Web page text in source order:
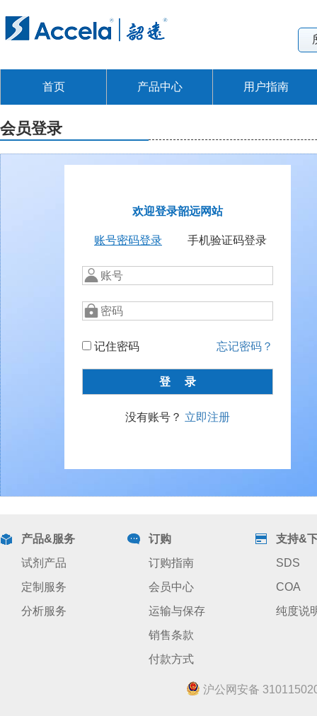
首页 产品中心 用户指南
会员登录
欢迎登录韶远网站
账号密码登录 手机验证码登录
记住密码 忘记密码？
没有账号？ 立即注册
产品&服务
试剂产品
定制服务
分析服务
订购
订购指南
会员中心
运输与保存
销售条款
付款方式
支持&
SDS
COA
纯度说
沪公网安备